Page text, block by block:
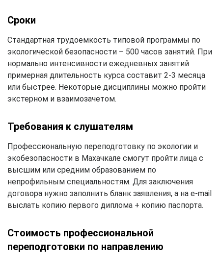
Сроки
Стандартная трудоемкость типовой программы по
экологической безопасности – 500 часов занятий. При
нормально интенсивности ежедневных занятий
примерная длительность курса составит 2-3 месяца
или быстрее. Некоторые дисциплины можно пройти
экстерном и взаимозачетом.
Требования к слушателям
Профессиональную переподготовку по экологии и
экобезопасности в Махачкале смогут пройти лица с
высшим или средним образованием по
непрофильным специальностям. Для заключения
договора нужно заполнить бланк заявления, а на e-mail
выслать копию первого диплома + копию паспорта.
Стоимость профессиональной
переподготовки по направлению